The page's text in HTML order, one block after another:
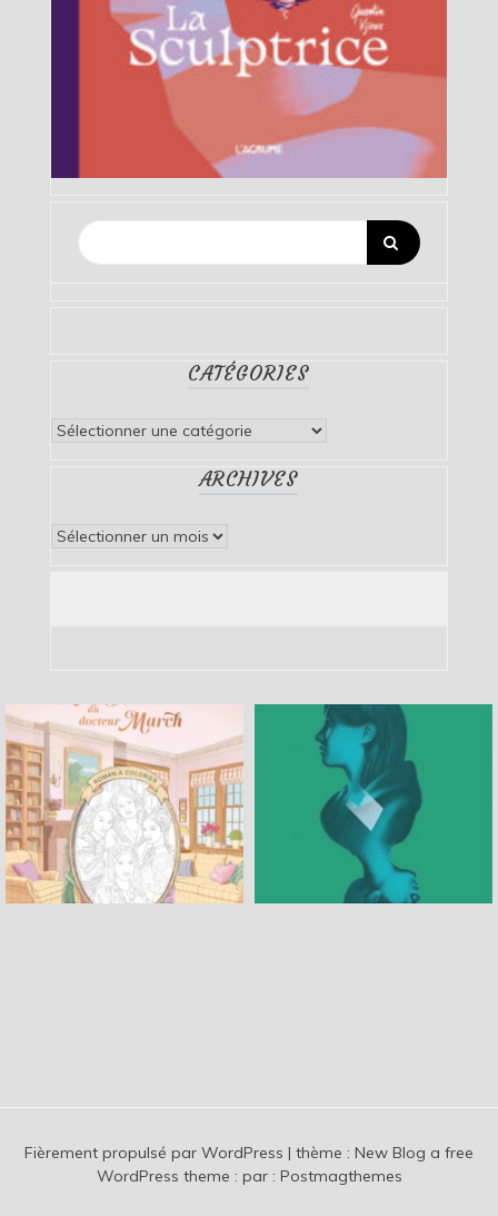
CATÉGORIES
Catégories
ARCHIVES
Archives
Fièrement propulsé par WordPress | thème : New Blog a free
WordPress theme : par : Postmagthemes